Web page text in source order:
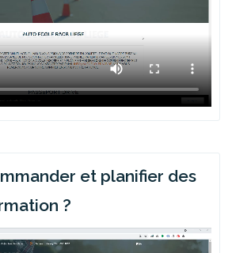
et planifier des
?